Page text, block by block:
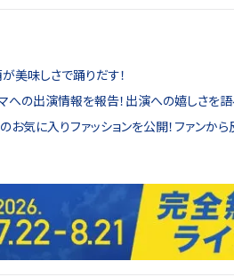
が美味しさで踊りだす！
マへの出演情報を報告！出演への嬉しさを語
お気に入りファッションを公開！ファンか